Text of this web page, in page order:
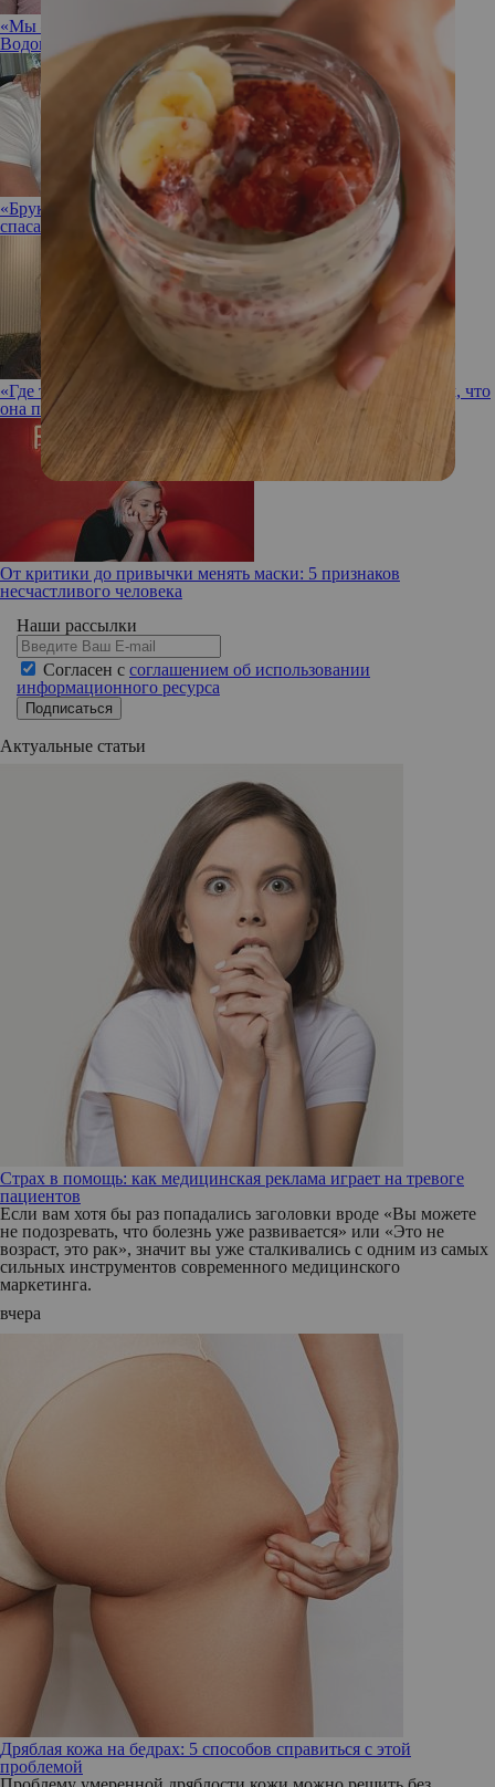
«Мы — временные песчинки»: инструкция от Алены
Водонаевой, как побороть нарциссизм
«Бруклин начинает прозревать»: Виктория Бекхэм готова
спасать сына от родителей Николы Пельтц
«Где твои дети?»: Меган Фокс ответила на обвинения в том, что
она плохая мать
От критики до привычки менять маски: 5 признаков
несчастливого человека
Наши рассылки
Согласен с соглашением об использовании
информационного ресурса
Подписаться
Актуальные статьи
Страх в помощь: как медицинская реклама играет на тревоге
пациентов
Если вам хотя бы раз попадались заголовки вроде «Вы можете
не подозревать, что болезнь уже развивается» или «Это не
возраст, это рак», значит вы уже сталкивались с одним из самых
сильных инструментов современного медицинского
маркетинга.
вчера
Дряблая кожа на бедрах: 5 способов справиться с этой
проблемой